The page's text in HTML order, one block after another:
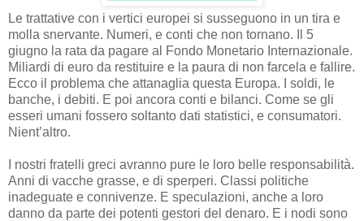
Le trattative con i vertici europei si susseguono in un tira e
molla snervante. Numeri, e conti che non tornano. Il 5
giugno la rata da pagare al Fondo Monetario Internazionale.
Miliardi di euro da restituire e la paura di non farcela e fallire.
Ecco il problema che attanaglia questa Europa. I soldi, le
banche, i debiti. E poi ancora conti e bilanci. Come se gli
esseri umani fossero soltanto dati statistici, e consumatori.
Nient’altro.
I nostri fratelli greci avranno pure le loro belle responsabilità.
Anni di vacche grasse, e di sperperi. Classi politiche
inadeguate e connivenze. E speculazioni, anche a loro
danno da parte dei potenti gestori del denaro. E i nodi sono